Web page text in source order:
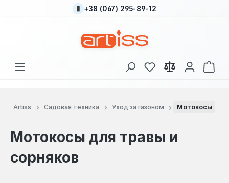
Перейти к основному содержанию
+38 (067) 295-89-12
У вас есть товары
В
Artiss Садовая техника Уход за газоном Мотокосы
Мотокосы для травы и
сорняков